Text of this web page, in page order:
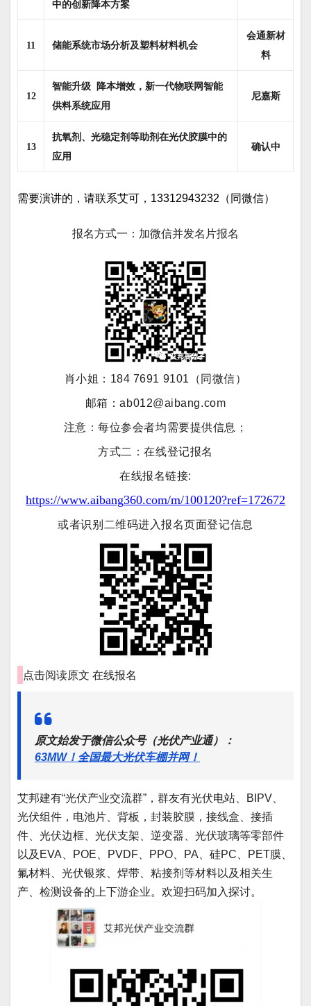
中的创新降本方案
11 储能系统市场分析及塑料材料机会
会通新材
料
12
智能升级 降本增效，新一代物联网智能
供料系统应用
尼嘉斯
13
抗氧剂、光稳定剂等助剂在光伏胶膜中的
应用
确认中
需要演讲的，请联系艾可，13312943232（同微信）
报名方式一：加微信并发名片报名
肖小姐：184 7691 9101（同微信）
邮箱：ab012@aibang.com
注意：每位参会者均需要提供信息；
方式二：在线登记报名
在线报名链接:
https://www.aibang360.com/m/100120?ref=172672
或者识别二维码进入报名页面登记信息
点击阅读原文 在线报名
原文始发于微信公众号（光伏产业通）：
63MW！全国最大光伏车棚并网！
艾邦建有“光伏产业交流群”，群友有光伏电站、BIPV、
光伏组件，电池片、背板，封装胶膜，接线盒、接插
件、光伏边框、光伏支架、逆变器、光伏玻璃等零部件
以及EVA、POE、PVDF、PPO、PA、硅PC、PET膜、
氟材料、光伏银浆、焊带、粘接剂等材料以及相关生
产、检测设备的上下游企业。欢迎扫码加入探讨。